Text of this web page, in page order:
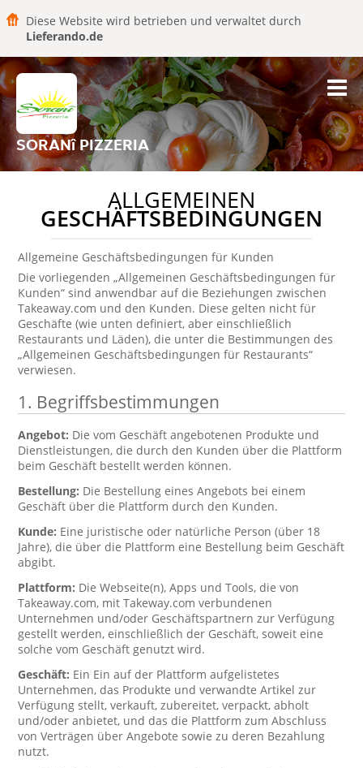
Diese Website wird betrieben und verwaltet durch
Lieferando.de
SORANî PIZZERIA
ALLGEMEINEN
GESCHÄFTSBEDINGUNGEN
Allgemeine Geschäftsbedingungen für Kunden
Die vorliegenden „Allgemeinen Geschäftsbedingungen für
Kunden“ sind anwendbar auf die Beziehungen zwischen
Takeaway.com und den Kunden. Diese gelten nicht für
Geschäfte (wie unten definiert, aber einschließlich
Restaurants und Läden), die unter die Bestimmungen des
„Allgemeinen Geschäftsbedingungen für Restaurants“
verwiesen.
1. Begriffsbestimmungen
Angebot: Die vom Geschäft angebotenen Produkte und
Dienstleistungen, die durch den Kunden über die Plattform
beim Geschäft bestellt werden können.
Bestellung: Die Bestellung eines Angebots bei einem
Geschäft über die Plattform durch den Kunden.
Kunde: Eine juristische oder natürliche Person (über 18
Jahre), die über die Plattform eine Bestellung beim Geschäft
abgibt.
Plattform: Die Webseite(n), Apps und Tools, die von
Takeaway.com, mit Takeway.com verbundenen
Unternehmen und/oder Geschäftspartnern zur Verfügung
gestellt werden, einschließlich der Geschäft, soweit eine
solche vom Geschäft genutzt wird.
Geschäft: Ein Ein auf der Plattform aufgelistetes
Unternehmen, das Produkte und verwandte Artikel zur
Verfügung stellt, verkauft, zubereitet, verpackt, abholt
und/oder anbietet, und das die Plattform zum Abschluss
von Verträgen über Angebote sowie zu deren Bezahlung
nutzt.